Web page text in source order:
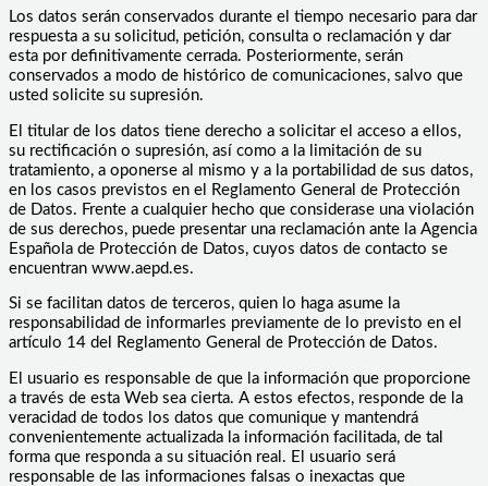
Los datos serán conservados durante el tiempo necesario para dar
respuesta a su solicitud, petición, consulta o reclamación y dar
esta por definitivamente cerrada. Posteriormente, serán
conservados a modo de histórico de comunicaciones, salvo que
usted solicite su supresión.
El titular de los datos tiene derecho a solicitar el acceso a ellos,
su rectificación o supresión, así como a la limitación de su
tratamiento, a oponerse al mismo y a la portabilidad de sus datos,
en los casos previstos en el Reglamento General de Protección
de Datos. Frente a cualquier hecho que considerase una violación
de sus derechos, puede presentar una reclamación ante la Agencia
Española de Protección de Datos, cuyos datos de contacto se
encuentran www.aepd.es.
Si se facilitan datos de terceros, quien lo haga asume la
responsabilidad de informarles previamente de lo previsto en el
artículo 14 del Reglamento General de Protección de Datos.
El usuario es responsable de que la información que proporcione
a través de esta Web sea cierta. A estos efectos, responde de la
veracidad de todos los datos que comunique y mantendrá
convenientemente actualizada la información facilitada, de tal
forma que responda a su situación real. El usuario será
responsable de las informaciones falsas o inexactas que